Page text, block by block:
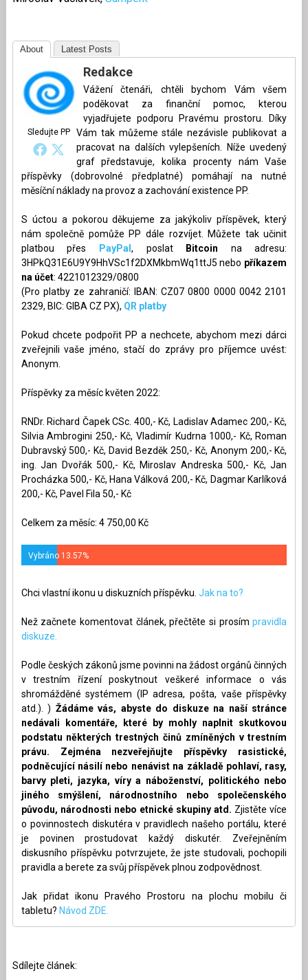
About Latest Posts
Sledujte PP
Redakce
Vážení čtenáři, chtěli bychom Vám všem
poděkovat za finanční pomoc, kterou
vyjadřujete podporu Pravému prostoru. Díky
Vám tak můžeme stále nezávisle publikovat a
pracovat na dalších vylepšeních. Níže uvedený
graf představuje, kolika procenty nám Vaše
příspěvky (dobrovolné předplatné) pomáhají na nutné
měsíční náklady na provoz a zachování existence PP.
S úctou a pokorou děkujeme za jakýkoliv příspěvek, který
nám společně pomůže PP dále rozvíjet. Můžete tak učinit
platbou přes
PayPal , poslat Bitcoin na adresu:
3HPkQ31E6U9Y9HhVSc1f2DXMkbmWq1ttJ5 nebo příkazem
na účet: 4221012329/0800
(Pro platby ze zahraničí: IBAN: CZ07 0800 0000 0042 2101
2329, BIC: GIBA CZ PX), QR platby
Pokud chcete podpořit PP a nechcete, abychom mezi dárci
zveřejnili vaše jméno, stačí do zprávy pro příjemce uvést:
Anonym.
Příspěvky za měsíc květen 2022:
RNDr. Richard Čapek CSc. 400,- Kč, Ladislav Adamec 200,- Kč,
Silvia Ambrogini 250,- Kč, Vladimír Kudrna 1000,- Kč, Roman
Dubravský 500,- Kč, David Bezděk 250,- Kč, Anonym 200,- Kč,
ing. Jan Dvořák 500,- Kč, Miroslav Andreska 500,- Kč, Jan
Procházka 500,- Kč, Hana Válková 200,- Kč, Dagmar Karlíková
200,- Kč, Pavel Fila 50,- Kč
Celkem za měsíc: 4 750,00 Kč
Vybráno 13.57%
Chci vlastní ikonu u diskuzních příspěvku. Jak na to?
Než začnete komentovat článek, přečtěte si prosímpravidla
diskuze.
Podle českých zákonů jsme povinni na žádost orgánů činných
v trestním řízení poskytnout veškeré informace o vás
shromážděné systémem (IP adresa, pošta, vaše příspěvky
atd.). ) Žádáme vás, abyste do diskuze na naší stránce
nedávali komentáře, které by mohly naplnit skutkovou
podstatu některých trestných činů zmíněných v trestním
právu. Zejména nezveřejňujte příspěvky rasistické,
podněcující násilí nebo nenávist na základě pohlaví, rasy,
barvy pleti, jazyka, víry a náboženství, politického nebo
jiného smýšlení, národnostního nebo společenského
původu, národnosti nebo etnické skupiny atd. Zjistěte více
o povinnostech diskutéra v pravidlech našeho portálu, které
je povinen prostudovat každý diskutér. Zveřejněním
diskusního příspěvku potvrzujete, že jste studovali, pochopili
pravidla a berete za svůj příspěvek plnou zodpovědnost.
Jak přidat ikonu Pravého Prostoru na plochu mobilu či
tabletu? Návod ZDE.
Sdílejte článek: